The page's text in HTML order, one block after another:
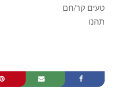
טעים קר/חם
תהנו